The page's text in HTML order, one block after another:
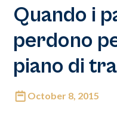
Quando i
perdono
piano di
October 8, 2015